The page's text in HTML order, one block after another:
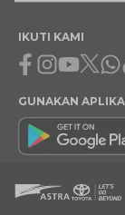
IKUTI KAMI
Facebook
Instagram
Youtube
X
GUNAKAN